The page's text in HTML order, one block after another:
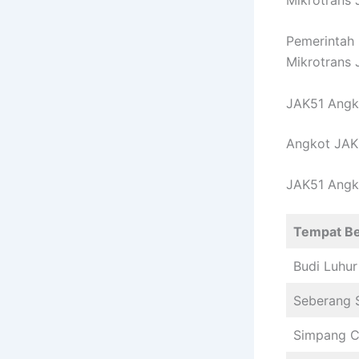
Mikrotrans
JAK51
Angkot
JAK51
Tempat
Budi Luhur
Seberang
Simpang